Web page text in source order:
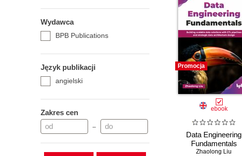
Wydawca
BPB Publications
Język publikacji
angielski
Zakres cen
–
Promocja
ebook
Data Engineering
Fundamentals
Zhaolong Liu